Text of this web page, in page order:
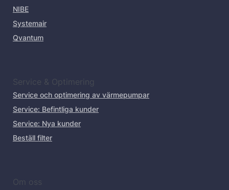
NIBE
Systemair
Qvantum
Service & Optimering
Service och optimering av värmepumpar
Service: Befintliga kunder
Service: Nya kunder
Beställ filter
Om oss